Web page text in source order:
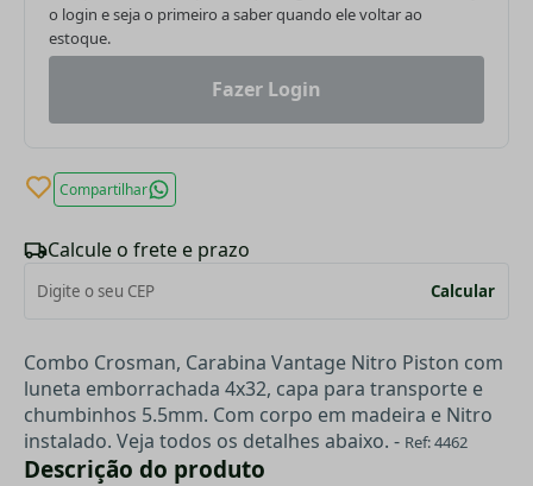
o login e seja o primeiro a saber quando ele voltar ao
estoque.
Fazer Login
Compartilhar
Calcule o frete e prazo
Calcular
Combo Crosman, Carabina Vantage Nitro Piston com
luneta emborrachada 4x32, capa para transporte e
chumbinhos 5.5mm. Com corpo em madeira e Nitro
instalado. Veja todos os detalhes abaixo. - Ref: 4462
Descrição do produto